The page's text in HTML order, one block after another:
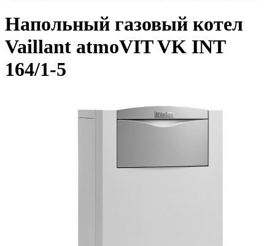
Напольный газовый котел
Vaillant atmoVIT VK INT
164/1-5